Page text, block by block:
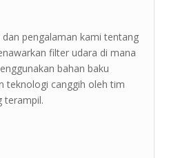
pengalaman kami tentang
filter udara di mana
bahan baku
teknologi canggih oleh tim
terampil.